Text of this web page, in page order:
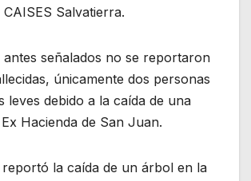
Salvatierra.
antes señalados no se reportaron
únicamente dos personas
leves debido a la caída de una
Hacienda de San Juan.
reportó la caída de un árbol en la